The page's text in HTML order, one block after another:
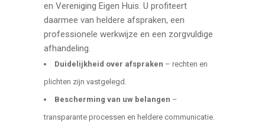
en Vereniging Eigen Huis. U profiteert
daarmee van heldere afspraken, een
professionele werkwijze en een zorgvuldige
afhandeling.
Duidelijkheid over afspraken – rechten en
plichten zijn vastgelegd.
Bescherming van uw belangen –
transparante processen en heldere communicatie.